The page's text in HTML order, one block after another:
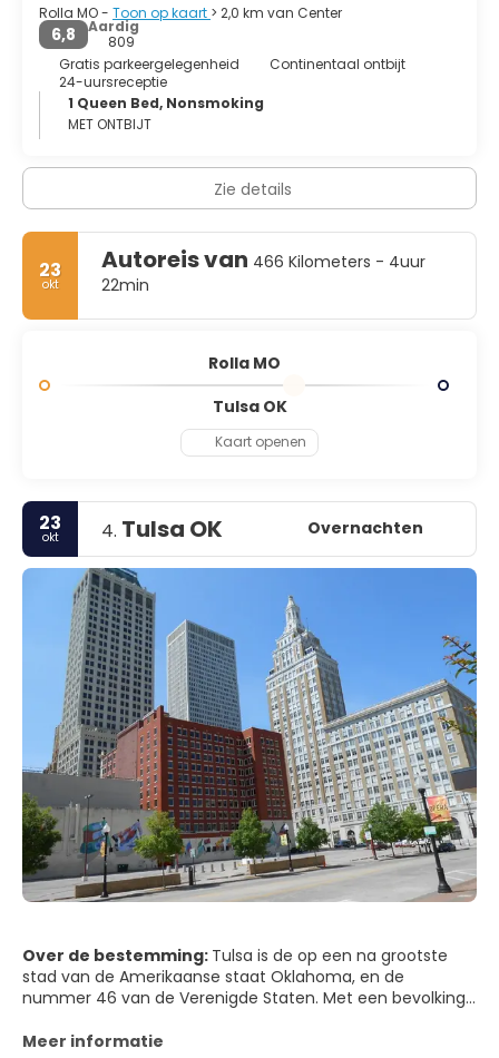
Rolla MO - Toon op kaart > 2,0 km van Center
6,8
Aardig
809
Gratis parkeergelegenheid
Continentaal ontbijt
24-uursreceptie
1 Queen Bed, Nonsmoking
MET ONTBIJT
Zie details
23
okt
Autoreis van 466 Kilometers - 4uur
22min
Rolla MO
Tulsa OK
Kaart openen
23
okt 4. Tulsa OK Overnachten
Over de bestemming: Tulsa is de op een na grootste
stad van de Amerikaanse staat Oklahoma, en de
nummer 46 van de Verenigde Staten. Met een bevolking
Wat vandaag bekend staat als Tulsa was onderdeel van
Meer informatie